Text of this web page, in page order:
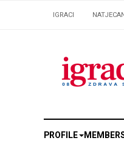
IGRACI
PROFILE